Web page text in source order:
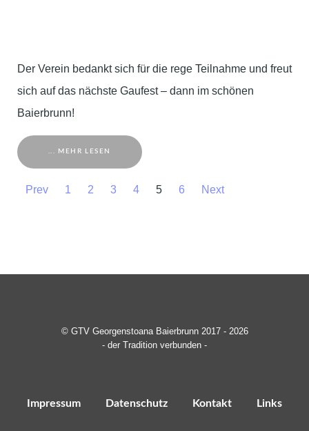
Der Verein bedankt sich für die rege Teilnahme und freut
sich auf das nächste Gaufest – dann im schönen
Baierbrunn!
... MEHR LESEN
Prev 1 2 3 4 5 6 Next
© GTV Georgenstoana Baierbrunn 2017 - 2026
- der Tradition verbunden -
Impressum Datenschutz Kontakt Links